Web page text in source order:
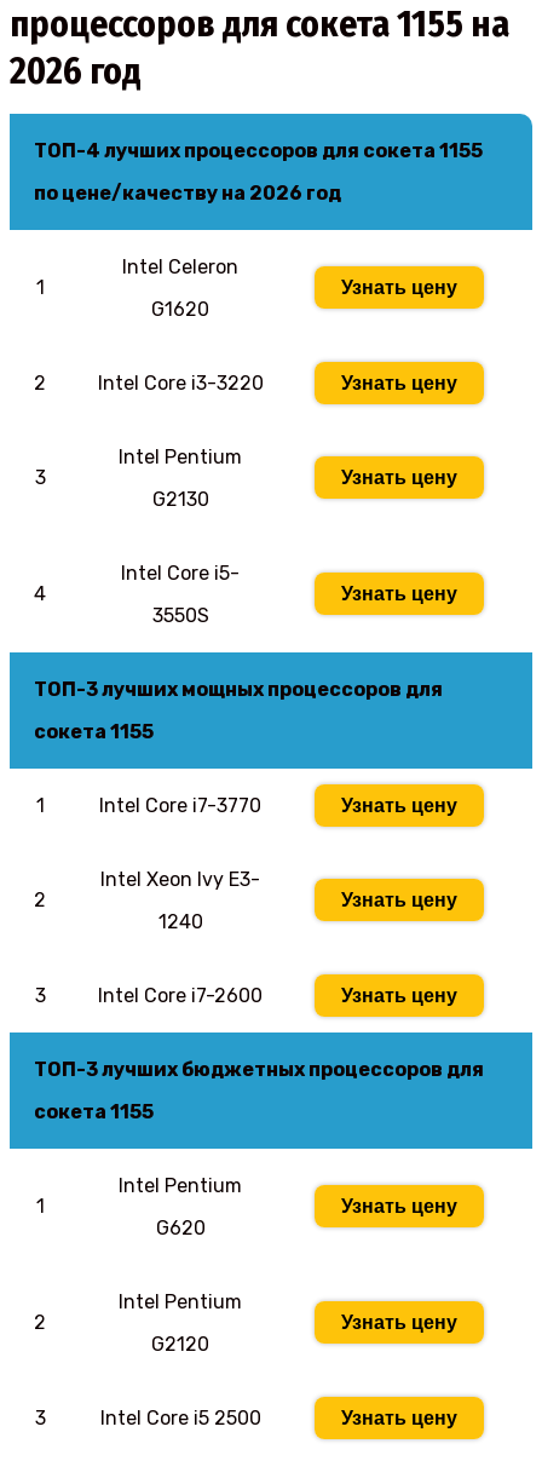
процессоров для сокета 1155 на
2026 год
ТОП-4 лучших процессоров для сокета 1155
по цене/качеству на 2026 год
1
Intel Celeron
G1620
Узнать цену
2 Intel Core i3-3220 Узнать цену
3
Intel Pentium
G2130
Узнать цену
4
Intel Core i5-
3550S
Узнать цену
ТОП-3 лучших мощных процессоров для
сокета 1155
1 Intel Core i7-3770 Узнать цену
2
Intel Xeon Ivy E3-
1240
Узнать цену
3 Intel Core i7-2600 Узнать цену
ТОП-3 лучших бюджетных процессоров для
сокета 1155
1
Intel Pentium
G620
Узнать цену
2
Intel Pentium
G2120
Узнать цену
3 Intel Core i5 2500 Узнать цену